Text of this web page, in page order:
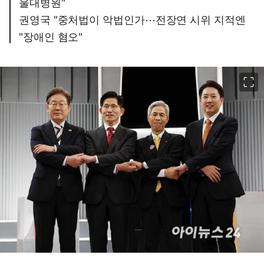
울대병원"
권영국 "중처법이 악법인가⋯전장연 시위 지적엔
"장애인 혐오"